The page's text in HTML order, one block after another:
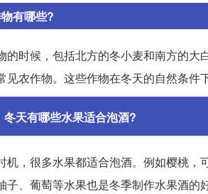
有哪些?
的时候，包括北方的冬小麦和南方的
农作物。这些作物在冬天的自然条件
冬天有哪些水果适合泡酒?
机，很多水果都适合泡酒。例如樱桃
、葡萄等水果也是冬季制作水果酒的好